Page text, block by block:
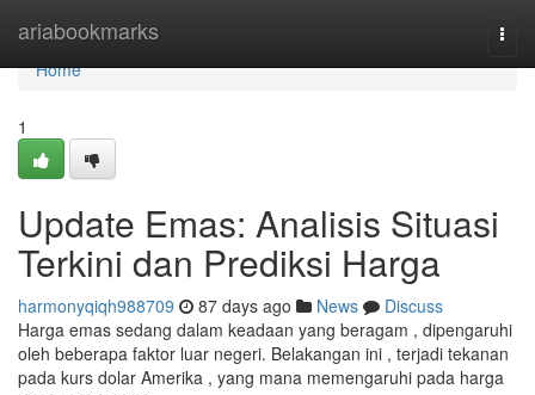
ariabookmarks
Home
Home
1
Update Emas: Analisis Situasi
Terkini dan Prediksi Harga
harmonyqiqh988709 87 days ago News
Discuss
Harga emas sedang dalam keadaan yang beragam , dipengaruhi
oleh beberapa faktor luar negeri. Belakangan ini , terjadi tekanan
pada kurs dolar Amerika , yang mana memengaruhi pada harga